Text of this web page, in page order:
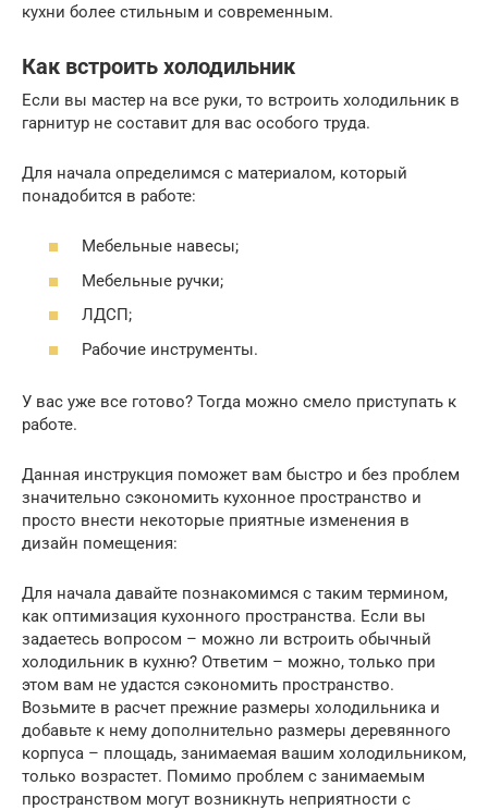
кухни более стильным и современным.
Как встроить холодильник
Если вы мастер на все руки, то встроить холодильник в
гарнитур не составит для вас особого труда.
Для начала определимся с материалом, который
понадобится в работе:
Мебельные навесы;
Мебельные ручки;
ЛДСП;
Рабочие инструменты.
У вас уже все готово? Тогда можно смело приступать к
работе.
Данная инструкция поможет вам быстро и без проблем
значительно сэкономить кухонное пространство и
просто внести некоторые приятные изменения в
дизайн помещения:
Для начала давайте познакомимся с таким термином,
как оптимизация кухонного пространства. Если вы
задаетесь вопросом – можно ли встроить обычный
холодильник в кухню? Ответим – можно, только при
этом вам не удастся сэкономить пространство.
Возьмите в расчет прежние размеры холодильника и
добавьте к нему дополнительно размеры деревянного
корпуса – площадь, занимаемая вашим холодильником,
только возрастет. Помимо проблем с занимаемым
пространством могут возникнуть неприятности с